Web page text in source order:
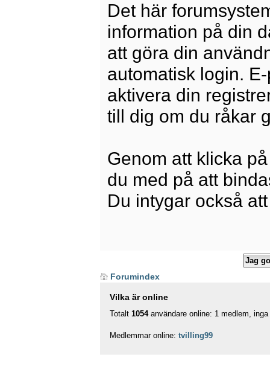
Det här
information på din
att göra din
automatisk login.
aktivera din
till dig om du råkar
Genom att klicka
du med på att
Du intygar också
Forumindex
Vilka är online
Totalt 1054användare online: 1 medlem,
Medlemmar online: tvilling99